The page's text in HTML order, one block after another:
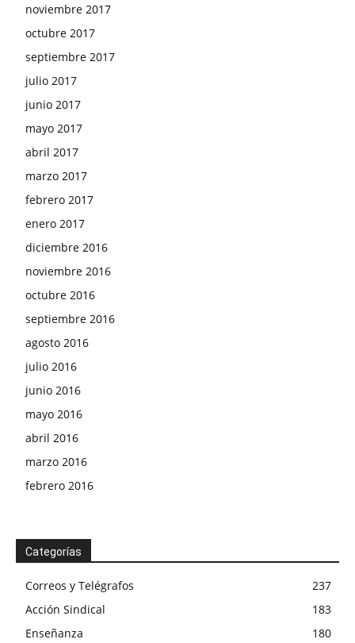
noviembre 2017
octubre 2017
septiembre 2017
julio 2017
junio 2017
mayo 2017
abril 2017
marzo 2017
febrero 2017
enero 2017
diciembre 2016
noviembre 2016
octubre 2016
septiembre 2016
agosto 2016
julio 2016
junio 2016
mayo 2016
abril 2016
marzo 2016
febrero 2016
Categorías
Correos y Telégrafos
237
Acción Sindical
183
Enseñanza
180